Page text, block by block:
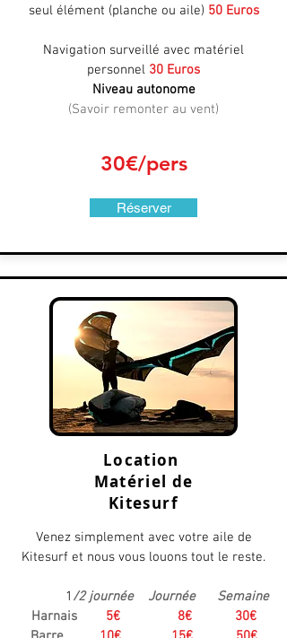
seul élément (planche ou aile) 50 Euros
Navigation surveillé avec matériel
personnel 30 Euros
Niveau autonome
(Savoir remonter au vent)
30€/pers
Réserver
Location
Matériel de
Kitesurf
Venez simplement avec votre aile de
Kitesurf et nous vous louons tout le reste.
1 /2 journée Journée Semaine
Harnais
5€ 8€ 30€